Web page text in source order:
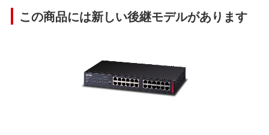
この商品には新しい後継モデルがあります